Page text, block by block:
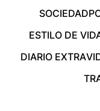
SOCIEDAD
ESTILO DE
DIARIO EXTRA